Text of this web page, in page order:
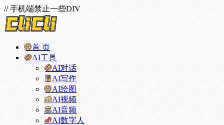
// 手机端禁止一些DIV
首 页
AI工具
AI对话
AI写作
AI绘图
AI视频
AI音频
AI数字人